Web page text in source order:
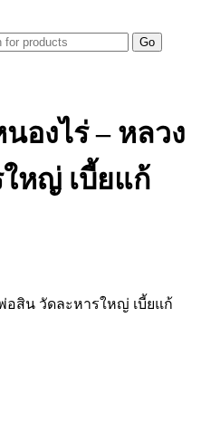
Go
องไร่ – หลวง
หญ่ เบี้ยแก้
อสิน วัดละหารใหญ่ เบี้ยแก้